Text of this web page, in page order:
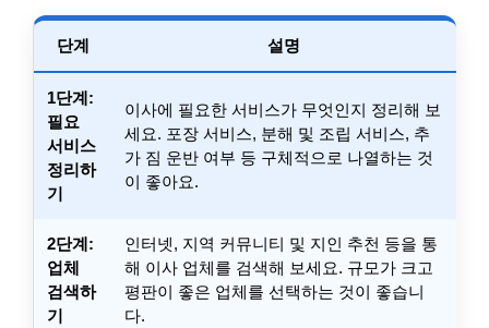
단계 설명
1단계:
필요
서비스
정리하
기
이사에 필요한 서비스가 무엇인지 정리해 보
세요. 포장 서비스, 분해 및 조립 서비스, 추
가 짐 운반 여부 등 구체적으로 나열하는 것
이 좋아요.
2단계:
업체
검색하
기
인터넷, 지역 커뮤니티 및 지인 추천 등을 통
해 이사 업체를 검색해 보세요. 규모가 크고
평판이 좋은 업체를 선택하는 것이 좋습니
다.